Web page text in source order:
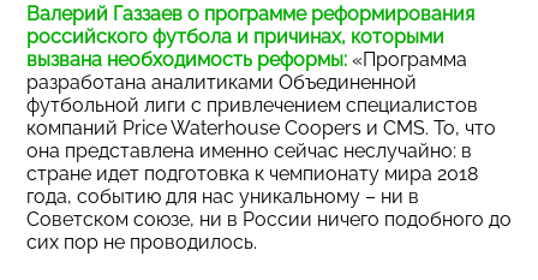
Валерий Газзаев о программе реформирования
российского футбола и причинах, которыми
вызвана необходимость реформы: «Программа
разработана аналитиками Объединенной
футбольной лиги с привлечением специалистов
компаний Рrice Waterhouse Coopers и CMS. То, что
она представлена именно сейчас неслучайно: в
стране идет подготовка к чемпионату мира 2018
года, событию для нас уникальному – ни в
Советском союзе, ни в России ничего подобного до
сих пор не проводилось.